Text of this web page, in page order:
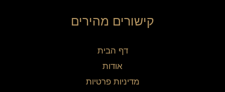
קישורים מהירים
דף הבית
אודות
מדיניות פרטיות